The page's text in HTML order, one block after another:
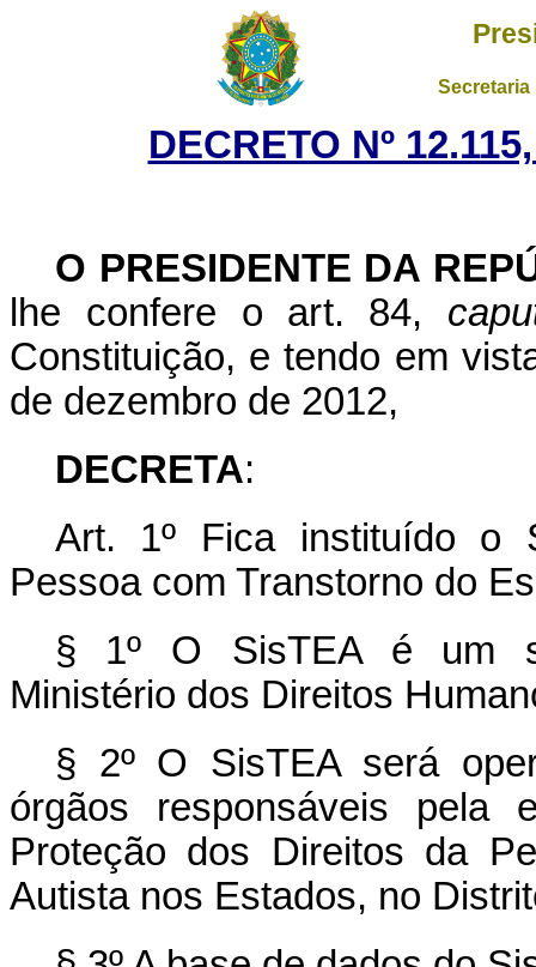
DECRETO Nº
O PRESIDENTE DA
lhe confere o art. 84,
Constituição, e tendo em
de dezembro de 2012,
DECRETA:
Art. 1º Ficainstituído o
Pessoa com Transtorno do
§ 1º O SisTEA é um
Ministério dos Direitos
§ 2º O SisTEA será
órgãos responsáveis pela
Proteção dos Direitos da
Autista nos Estados, no